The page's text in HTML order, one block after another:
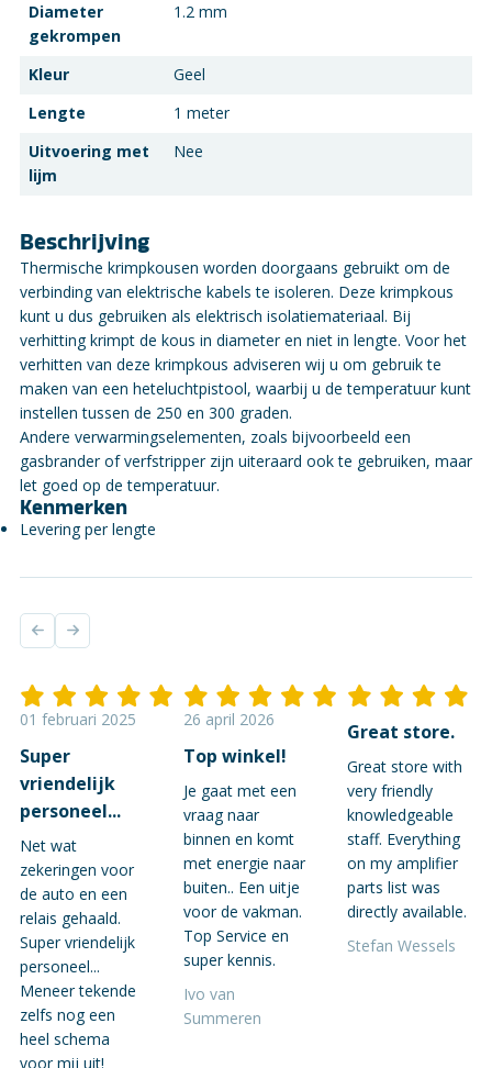
Diameter
gekrompen
1.2 mm
Kleur
Geel
Lengte
1 meter
Uitvoering met
lijm
Nee
Beschrijving
Thermische krimpkousen worden doorgaans gebruikt om de
verbinding van elektrische kabels te isoleren. Deze krimpkous
kunt u dus gebruiken als elektrisch isolatiemateriaal. Bij
verhitting krimpt de kous in diameter en niet in lengte. Voor het
verhitten van deze krimpkous adviseren wij u om gebruik te
maken van een heteluchtpistool, waarbij u de temperatuur kunt
instellen tussen de 250 en 300 graden.
Andere verwarmingselementen, zoals bijvoorbeeld een
gasbrander of verfstripper zijn uiteraard ook te gebruiken, maar
let goed op de temperatuur.
Kenmerken
Levering per lengte
01 februari 2025
Super
vriendelijk
personeel...
Net wat
zekeringen voor
de auto en een
relais gehaald.
Super vriendelijk
personeel...
Meneer tekende
zelfs nog een
heel schema
voor mij uit!
26 april 2026
Top winkel!
Je gaat met een
vraag naar
binnen en komt
met energie naar
buiten.. Een uitje
voor de vakman.
Top Service en
super kennis.
Ivo van
Summeren
Great store.
Great store with
very friendly
knowledgeable
staff. Everything
on my amplifier
parts list was
directly available.
Stefan Wessels